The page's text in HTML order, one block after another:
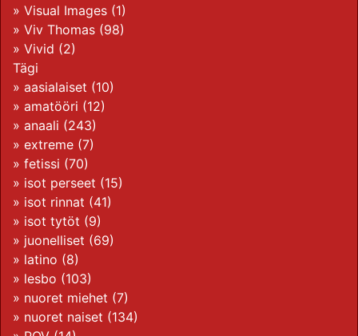
» Visual Images (1)
» Viv Thomas (98)
» Vivid (2)
Tägi
» aasialaiset (10)
» amatööri (12)
» anaali (243)
» extreme (7)
» fetissi (70)
» isot perseet (15)
» isot rinnat (41)
» isot tytöt (9)
» juonelliset (69)
» latino (8)
» lesbo (103)
» nuoret miehet (7)
» nuoret naiset (134)